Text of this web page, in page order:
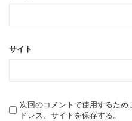
サイト
次回のコメントで使用するた
ドレス、サイトを保存する。